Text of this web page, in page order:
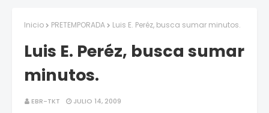
Inicio PRETEMPORADA Luis E. Peréz, busca sumar minutos.
Luis E. Peréz, busca sumar
minutos.
EBR-TKT JULIO 14, 2009